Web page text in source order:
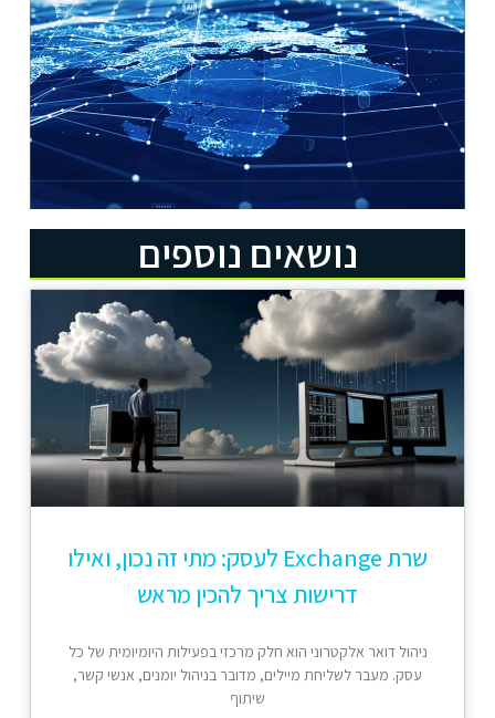
נושאים נוספים
שרת Exchange לעסק: מתי זה נכון, ואילו
דרישות צריך להכין מראש
ניהול דואר אלקטרוני הוא חלק מרכזי בפעילות היומיומית של כל
עסק. מעבר לשליחת מיילים, מדובר בניהול יומנים, אנשי קשר,
שיתוף